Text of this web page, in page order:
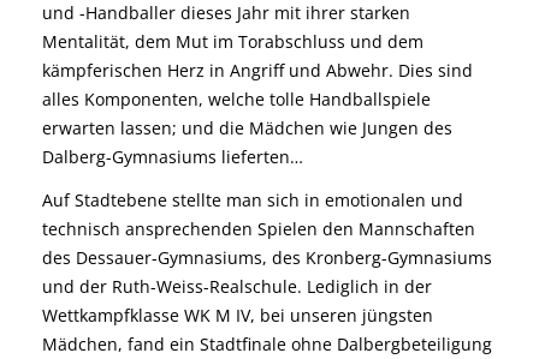
und -Handballer dieses Jahr mit ihrer starken
Mentalität, dem Mut im Torabschluss und dem
kämpferischen Herz in Angriff und Abwehr. Dies sind
alles Komponenten, welche tolle Handballspiele
erwarten lassen; und die Mädchen wie Jungen des
Dalberg-Gymnasiums lieferten…
Auf Stadtebene stellte man sich in emotionalen und
technisch ansprechenden Spielen den Mannschaften
des Dessauer-Gymnasiums, des Kronberg-Gymnasiums
und der Ruth-Weiss-Realschule. Lediglich in der
Wettkampfklasse WK M IV, bei unseren jüngsten
Mädchen, fand ein Stadtfinale ohne Dalbergbeteiligung